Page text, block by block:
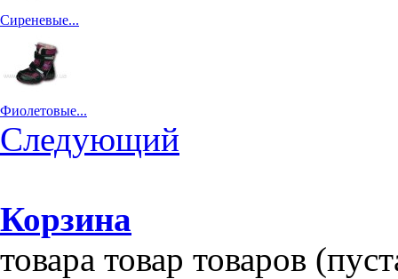
Сиреневые...
Фиолетовые...
Следующий
Корзина
товара товар товаров